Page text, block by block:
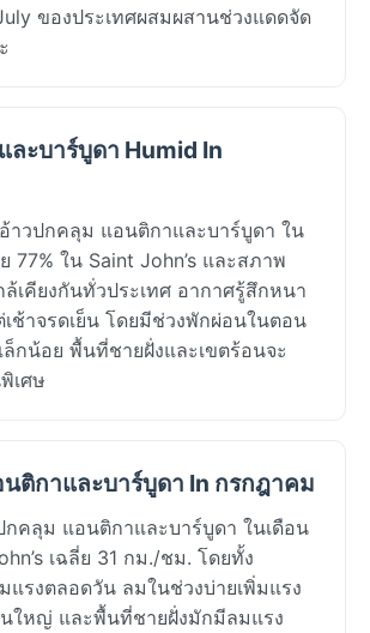
ของประเทศผสมผสานช่วงแดดจัด
ละบาร์บูดา Humid In
าวปกคลุม แอนติกาและบาร์บูดา ใน
77% ใน Saint John’s และสภาพ
เคียงกันทั่วประเทศ อากาศรู้สึกหนา
ช้าจรดเย็น โดยมีช่วงพักผ่อนในตอน
ล็กน้อย พื้นที่ชายฝั่งและเขตร้อนจะ
เศษ
ติกาและบาร์บูดา In กรกฎาคม
คลุม แอนติกาและบาร์บูดา ในเดือน
เฉลี่ย 31 กม./ชม. โดยทั้ง
แรงตลอดวัน ลมในช่วงบ่ายเพิ่มแรง
ใหญ่ และพื้นที่ชายฝั่งมักมีลมแรง